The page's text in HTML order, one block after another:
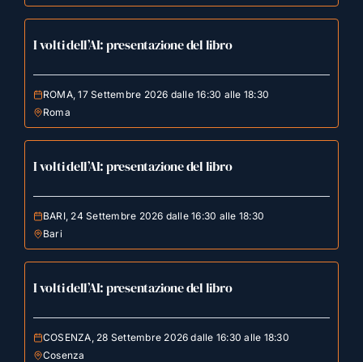
I volti dell’AI: presentazione del libro
ROMA, 17 Settembre 2026 dalle 16:30 alle 18:30
Roma
I volti dell’AI: presentazione del libro
BARI, 24 Settembre 2026 dalle 16:30 alle 18:30
Bari
I volti dell’AI: presentazione del libro
COSENZA, 28 Settembre 2026 dalle 16:30 alle 18:30
Cosenza